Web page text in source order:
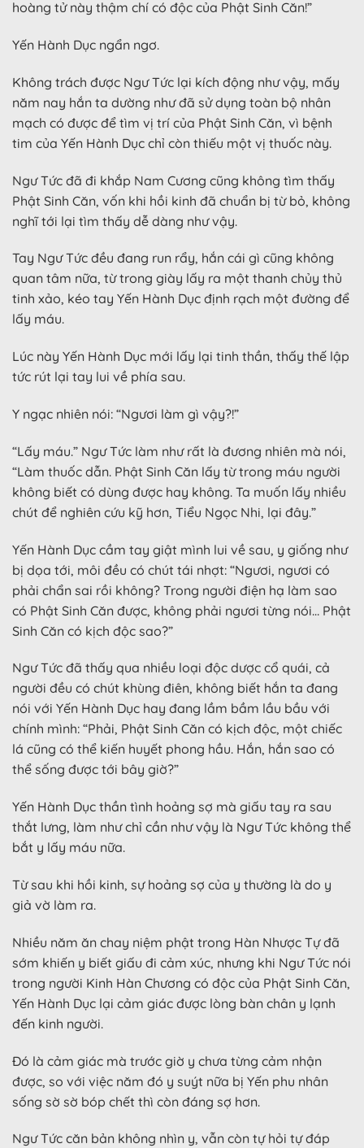
hoàng tử này thậm chí có độc của Phật Sinh Căn!”
Yến Hành Dục ngẩn ngơ.
Không trách được Ngư Tức lại kích động như vậy, mấy
năm nay hắn ta dường như đã sử dụng toàn bộ nhân
mạch có được để tìm vị trí của Phật Sinh Căn, vì bệnh
tim của Yến Hành Dục chỉ còn thiếu một vị thuốc này.
Ngư Tức đã đi khắp Nam Cương cũng không tìm thấy
Phật Sinh Căn, vốn khi hồi kinh đã chuẩn bị từ bỏ, không
nghĩ tới lại tìm thấy dễ dàng như vậy.
Tay Ngư Tức đều đang run rẩy, hắn cái gì cũng không
quan tâm nữa, từ trong giày lấy ra một thanh chủy thủ
tinh xảo, kéo tay Yến Hành Dục định rạch một đường để
lấy máu.
Lúc này Yến Hành Dục mới lấy lại tinh thần, thấy thế lập
tức rút lại tay lui về phía sau.
Y ngạc nhiên nói: “Ngươi làm gì vậy?!”
“Lấy máu.” Ngư Tức làm như rất là đương nhiên mà nói,
“Làm thuốc dẫn. Phật Sinh Căn lấy từ trong máu người
không biết có dùng được hay không. Ta muốn lấy nhiều
chút để nghiên cứu kỹ hơn, Tiểu Ngọc Nhi, lại đây.”
Yến Hành Dục cầm tay giật mình lui về sau, y giống như
bị dọa tới, môi đều có chút tái nhợt: “Ngươi, ngươi có
phải chẩn sai rồi không? Trong người điện hạ làm sao
có Phật Sinh Căn được, không phải ngươi từng nói… Phật
Sinh Căn có kịch độc sao?”
Ngư Tức đã thấy qua nhiều loại độc dược cổ quái, cả
người đều có chút khùng điên, không biết hắn ta đang
nói với Yến Hành Dục hay đang lầm bầm lầu bầu với
chính mình: “Phải, Phật Sinh Căn có kịch độc, một chiếc
lá cũng có thể kiến huyết phong hầu. Hắn, hắn sao có
thể sống được tới bây giờ?”
Yến Hành Dục thần tình hoảng sợ mà giấu tay ra sau
thắt lưng, làm như chỉ cần như vậy là Ngư Tức không thể
bắt y lấy máu nữa.
Từ sau khi hồi kinh, sự hoảng sợ của y thường là do y
giả vờ làm ra.
Nhiều năm ăn chay niệm phật trong Hàn Nhược Tự đã
sớm khiến y biết giấu đi cảm xúc, nhưng khi Ngư Tức nói
trong người Kinh Hàn Chương có độc của Phật Sinh Căn,
Yến Hành Dục lại cảm giác được lòng bàn chân y lạnh
đến kinh người.
Đó là cảm giác mà trước giờ y chưa từng cảm nhận
được, so với việc năm đó y suýt nữa bị Yến phu nhân
sống sờ sờ bóp chết thì còn đáng sợ hơn.
Ngư Tức căn bản không nhìn y, vẫn còn tự hỏi tự đáp